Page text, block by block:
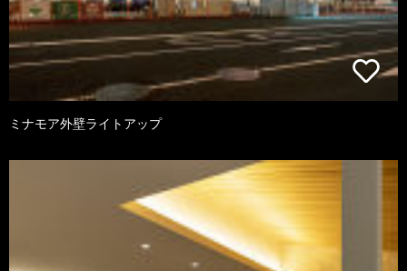
ミナモア外壁ライトアップ